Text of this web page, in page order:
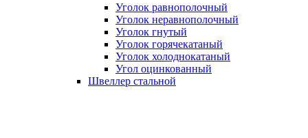
Уголок равнополочный
Уголок неравнополочный
Уголок гнутый
Уголок горячекатаный
Уголок холоднокатаный
Угол оцинкованный
Швеллер стальной